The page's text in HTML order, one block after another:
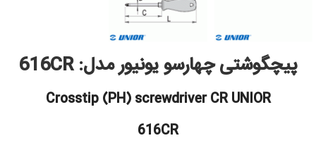
پیچگوشتی چهارسو یونیور مدل: 616CR
Crosstip (PH) screwdriver CR UNIOR
616CR